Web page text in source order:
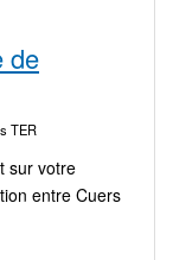
de
TER
sur votre
entre Cuers